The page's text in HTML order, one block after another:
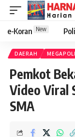
e-Koran New
DAERAH
Pemkot
Video Viral
SMA